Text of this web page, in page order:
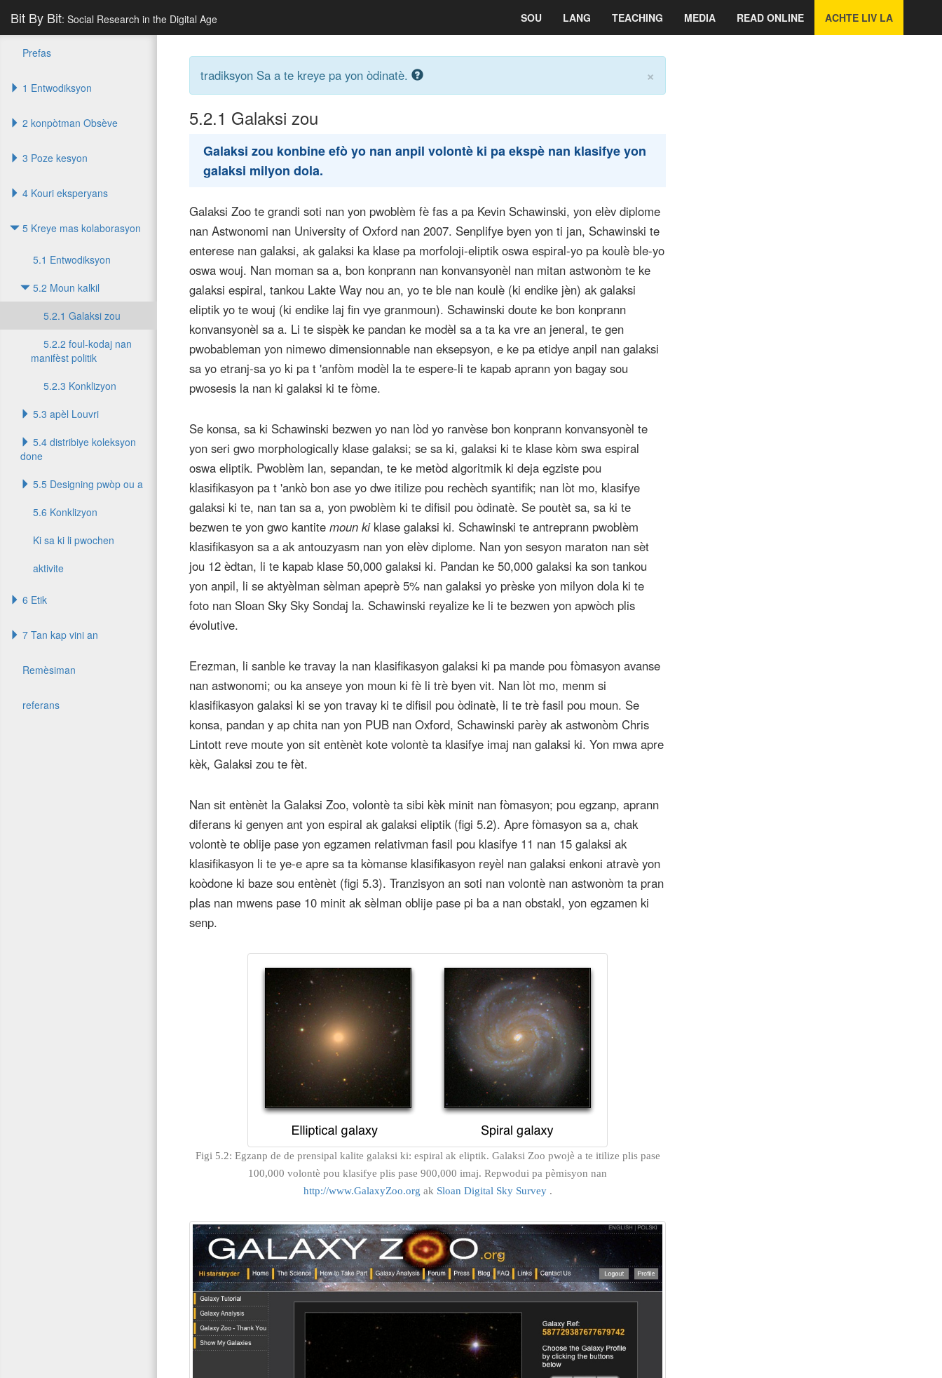
Bit By Bit: Social Research in the Digital Age SOU LANG TEACHING MEDIA READ ONLINE ACHTE LIV LA
Prefas
1 Entwodiksyon
2 konpòtman Obsève
3 Poze kesyon
4 Kouri eksperyans
5 Kreye mas kolaborasyon
5.1 Entwodiksyon
5.2 Moun kalkil
5.2.1 Galaksi zou
5.2.2 foul-kodaj nan
manifèst politik
5.2.3 Konklizyon
5.3 apèl Louvri
5.4 distribiye koleksyon
done
5.5 Designing pwòp ou a
5.6 Konklizyon
Ki sa ki li pwochen
aktivite
6 Etik
7 Tan kap vini an
Remèsiman
referans
tradiksyon Sa a te kreye pa yon òdinatè. ×
5.2.1 Galaksi zou
Galaksi zou konbine efò yo nan anpil volontè ki pa ekspè nan klasifye yon
galaksi milyon dola.
Galaksi Zoo te grandi soti nan yon pwoblèm fè fas a pa Kevin Schawinski, yon elèv diplome
nan Astwonomi nan University of Oxford nan 2007. Senplifye byen yon ti jan, Schawinski te
enterese nan galaksi, ak galaksi ka klase pa morfoloji-eliptik oswa espiral-yo pa koulè ble-yo
oswa wouj. Nan moman sa a, bon konprann nan konvansyonèl nan mitan astwonòm te ke
galaksi espiral, tankou Lakte Way nou an, yo te ble nan koulè (ki endike jèn) ak galaksi
eliptik yo te wouj (ki endike laj fin vye granmoun). Schawinski doute ke bon konprann
konvansyonèl sa a. Li te sispèk ke pandan ke modèl sa a ta ka vre an jeneral, te gen
pwobableman yon nimewo dimensionnable nan eksepsyon, e ke pa etidye anpil nan galaksi
sa yo etranj-sa yo ki pa t 'anfòm modèl la te espere-li te kapab aprann yon bagay sou
pwosesis la nan ki galaksi ki te fòme.
Se konsa, sa ki Schawinski bezwen yo nan lòd yo ranvèse bon konprann konvansyonèl te
yon seri gwo morphologically klase galaksi; se sa ki, galaksi ki te klase kòm swa espiral
oswa eliptik. Pwoblèm lan, sepandan, te ke metòd algoritmik ki deja egziste pou
klasifikasyon pa t 'ankò bon ase yo dwe itilize pou rechèch syantifik; nan lòt mo, klasifye
galaksi ki te, nan tan sa a, yon pwoblèm ki te difisil pou òdinatè. Se poutèt sa, sa ki te
bezwen te yon gwo kantite moun kiklase galaksi ki. Schawinski te antreprann pwoblèm
klasifikasyon sa a ak antouzyasm nan yon elèv diplome. Nan yon sesyon maraton nan sèt
jou 12 èdtan, li te kapab klase 50,000 galaksi ki. Pandan ke 50,000 galaksi ka son tankou
yon anpil, li se aktyèlman sèlman apeprè 5% nan galaksi yo prèske yon milyon dola ki te
foto nan Sloan Sky Sky Sondaj la. Schawinski reyalize ke li te bezwen yon apwòch plis
évolutive.
Erezman, li sanble ke travay la nan klasifikasyon galaksi ki pa mande pou fòmasyon avanse
nan astwonomi; ou ka anseye yon moun ki fè li trè byen vit. Nan lòt mo, menm si
klasifikasyon galaksi ki se yon travay ki te difisil pou òdinatè, li te trè fasil pou moun. Se
konsa, pandan y ap chita nan yon PUB nan Oxford, Schawinski parèy ak astwonòm Chris
Lintott reve moute yon sit entènèt kote volontè ta klasifye imaj nan galaksi ki. Yon mwa apre
kèk, Galaksi zou te fèt.
Nan sit entènèt la Galaksi Zoo, volontè ta sibi kèk minit nan fòmasyon; pou egzanp, aprann
diferans ki genyen ant yon espiral ak galaksi eliptik (figi 5.2). Apre fòmasyon sa a, chak
volontè te oblije pase yon egzamen relativman fasil pou klasifye 11 nan 15 galaksi ak
klasifikasyon li te ye-e apre sa ta kòmanse klasifikasyon reyèl nan galaksi enkoni atravè yon
koòdone ki baze sou entènèt (figi 5.3). Tranzisyon an soti nan volontè nan astwonòm ta pran
plas nan mwens pase 10 minit ak sèlman oblije pase pi ba a nan obstakl, yon egzamen ki
senp.
Figi 5.2: Egzanp de de prensipal kalite galaksi ki: espiral ak eliptik. Galaksi Zoo pwojè a te itilize plis pase
100,000 volontè pou klasifye plis pase 900,000 imaj. Repwodui pa pèmisyon nan
http://www.GalaxyZoo.org ak Sloan Digital Sky Survey.